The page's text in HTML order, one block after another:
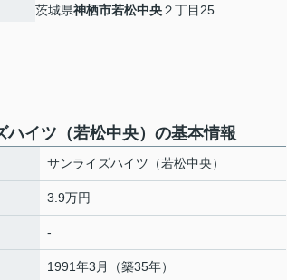
茨城県神栖市若松中央２丁目25
ハイツ（若松中央）の基本情報
サンライズハイツ（若松中央）
3.9万円
-
1991年3月（築35年）